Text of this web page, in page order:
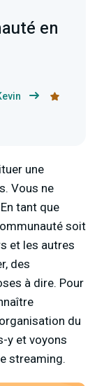
en
une
Vous ne
tant que
soit
et les autres
des
à dire. Pour
du
y et voyons
streaming.